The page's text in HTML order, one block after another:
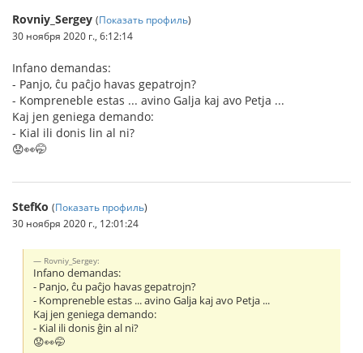
Rovniy_Sergey (Показать профиль)
30 ноября 2020 г., 6:12:14
Infano demandas:
- Panjo, ĉu paĉjo havas gepatrojn?
- Kompreneble estas ... avino Galja kaj avo Petja ...
Kaj jen geniega demando:
- Kial ili donis lin al ni?
😟👀🤭
StefKo (Показать профиль)
30 ноября 2020 г., 12:01:24
Rovniy_Sergey:
Infano demandas:
- Panjo, ĉu paĉjo havas gepatrojn?
- Kompreneble estas ... avino Galja kaj avo Petja ...
Kaj jen geniega demando:
- Kial ili donis ĝin al ni?
😟👀🤭